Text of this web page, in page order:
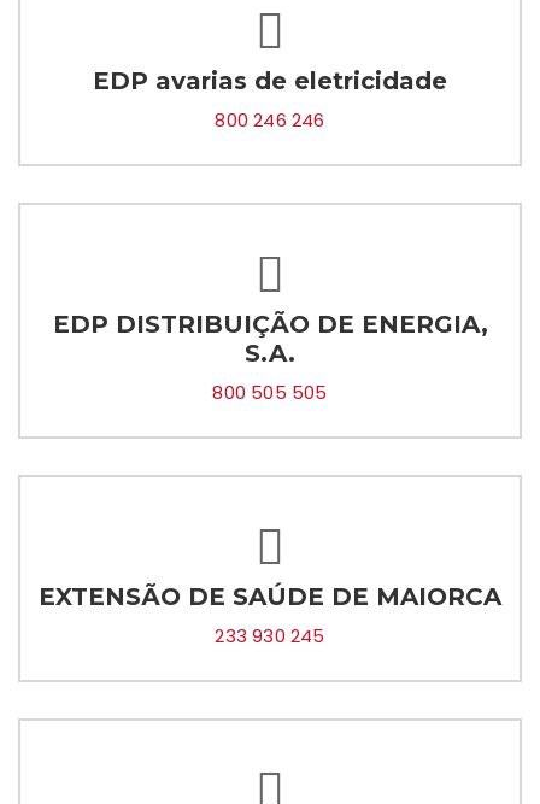
EDP avarias de eletricidade
800 246 246
EDP DISTRIBUIÇÃO DE ENERGIA,
S.A.
800 505 505
EXTENSÃO DE SAÚDE DE MAIORCA
233 930 245